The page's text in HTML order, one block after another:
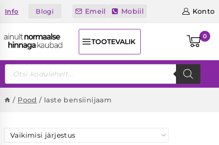
toInfo Blogi Emeil Mobiil Konto
TOOTEVALIK
0
Products
search
/ Pood / laste bensiinijaam